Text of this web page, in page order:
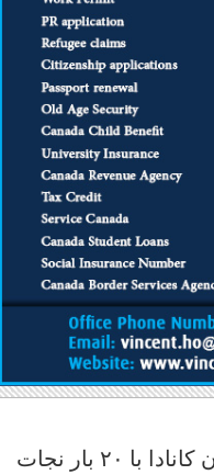
"بریان جنر" با دو گل خُرد کننده، هر دو در وقت دوم، و "رنه دزبین" دروازه‌بان کانادا با ۲۰ بار نجات